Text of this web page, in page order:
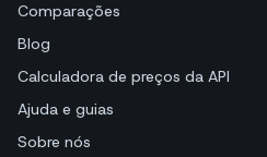
Comparações
Blog
Calculadora de preços da API
Ajuda e guias
Sobre nós